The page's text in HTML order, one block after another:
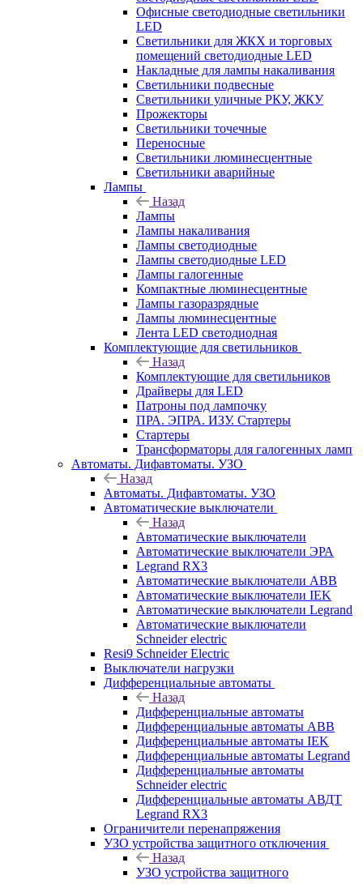
Офисные светодиодные светильники
LED
Светильники для ЖКХ и торговых
помещений светодиодные LED
Накладные для лампы накаливания
Светильники подвесные
Светильники уличные РКУ, ЖКУ
Прожекторы
Cветильники точечные
Переносные
Светильники люминесцентные
Светильники аварийные
Лампы
Назад
Лампы
Лампы накаливания
Лампы светодиодные
Лампы светодиодные LED
Лампы галогенные
Компактные люминесцентные
Лампы газоразрядные
Лампы люминесцентные
Лента LED светодиодная
Комплектующие для светильников
Назад
Комплектующие для светильников
Драйверы для LED
Патроны под лампочку
ПРА. ЭПРА. ИЗУ. Стартеры
Стартеры
Трансформаторы для галогенных ламп
Автоматы. Дифавтоматы. УЗО
Назад
Автоматы. Дифавтоматы. УЗО
Автоматические выключатели
Назад
Автоматические выключатели
Автоматические выключатели ЭРА
Legrand RX3
Автоматические выключатели ABB
Автоматические выключатели IEK
Автоматические выключатели Legrand
Автоматические выключатели
Schneider electric
Resi9 Schneider Electric
Выключатели нагрузки
Дифференциальные автоматы
Назад
Дифференциальные автоматы
Дифференциальные автоматы ABB
Дифференциальные автоматы IEK
Дифференциальные автоматы Legrand
Дифференциальные автоматы
Schneider electric
Дифференциальные автоматы АВДТ
Legrand RX3
Ограничители перенапряжения
УЗО устройства защитного отключения
Назад
УЗО устройства защитного